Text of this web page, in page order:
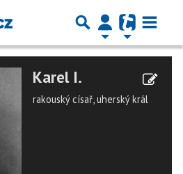
Karel I.
rakouský císař, uherský král